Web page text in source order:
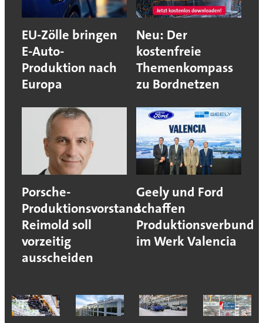
EU-Zölle bringen
E-Auto-
Produktion nach
Europa
Neu: Der
kostenfreie
Themenkompass
zu Bordnetzen
Porsche-
Produktionsvorstand
Reimold soll
vorzeitig
ausscheiden
Geely und Ford
schaffen
Produktionsverbund
im Werk Valencia